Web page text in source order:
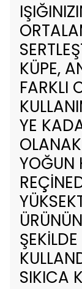
KÜPE,
FARKLI
YE
YOĞUN
SIKICA